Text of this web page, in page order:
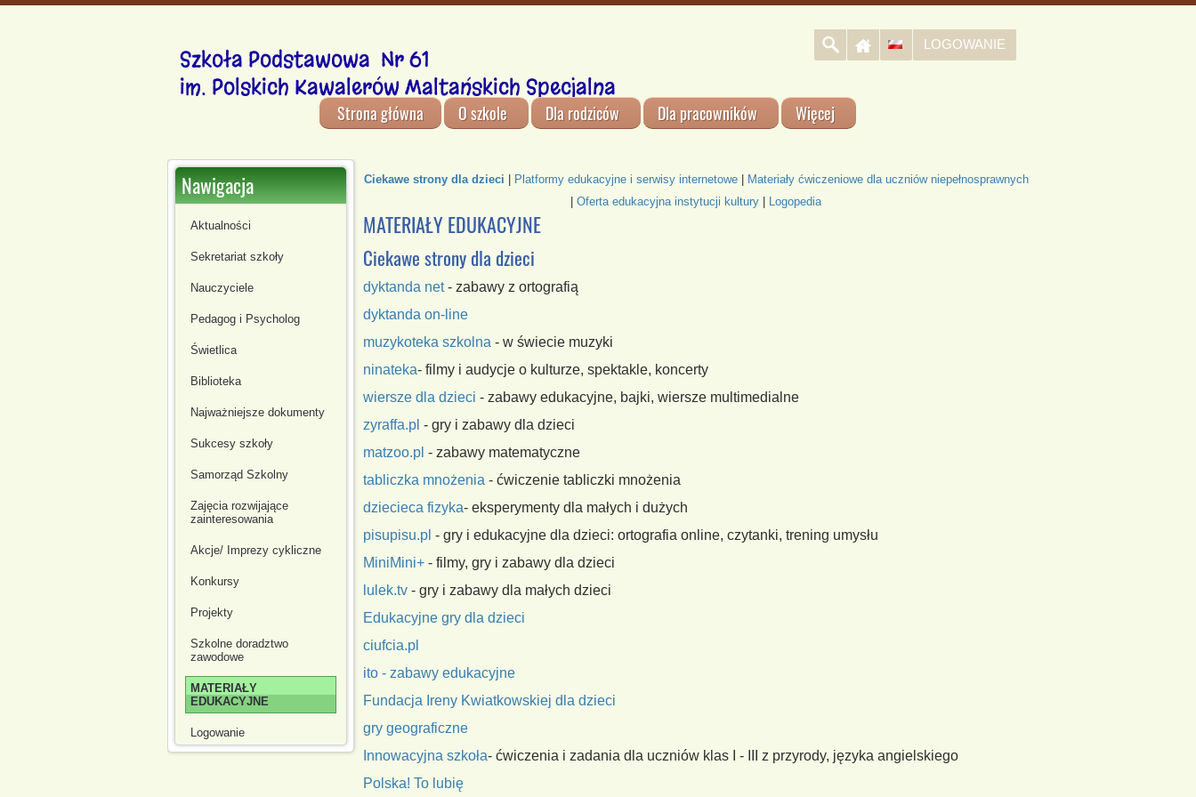
LOGOWANIE
Szkoła Podstawowa Nr 61
im. Polskich Kawalerów Maltańskich Specjalna
Strona główna O szkole Dla rodziców Dla pracowników Więcej
Nawigacja
Aktualności
Sekretariat szkoły
Nauczyciele
Pedagog i Psycholog
Świetlica
Biblioteka
Najważniejsze dokumenty
Sukcesy szkoły
Samorząd Szkolny
Zajęcia rozwijające
zainteresowania
Akcje/ Imprezy cykliczne
Konkursy
Projekty
Szkolne doradztwo
zawodowe
MATERIAŁY
EDUKACYJNE
Logowanie
Ciekawe strony dla dzieci Platformy edukacyjne i serwisy internetowe|
Materiały ćwiczeniowe dla uczniów niepełnosprawnych
Oferta edukacyjna instytucji kultury Logopedia
MATERIAŁY EDUKACYJNE
Ciekawe strony dla dzieci
dyktanda net- zabawy z ortografią
dyktanda on-line
muzykoteka szkolna - w świecie muzyki
ninateka- filmy i audycje o kulturze, spektakle, koncerty
wiersze dla dzieci - zabawy edukacyjne, bajki, wiersze multimedialne
zyraffa.pl - gry i zabawy dla dzieci
matzoo.pl - zabawy matematyczne
tabliczka mnożenia - ćwiczenie tabliczki mnożenia
dziecieca fizyka- eksperymenty dla małych i dużych
pisupisu.pl - gry i edukacyjne dla dzieci: ortografia online, czytanki, trening umysłu
MiniMini+ - filmy, gry i zabawy dla dzieci
lulek.tv - gry i zabawy dla małych dzieci
Edukacyjne gry dla dzieci
ciufcia.pl
ito - zabawy edukacyjne
Fundacja Ireny Kwiatkowskiej dla dzieci
gry geograficzne
Innowacyjna szkoła- ćwiczenia i zadania dla uczniów klas I - III z przyrody, języka angielskiego
Polska! To lubię